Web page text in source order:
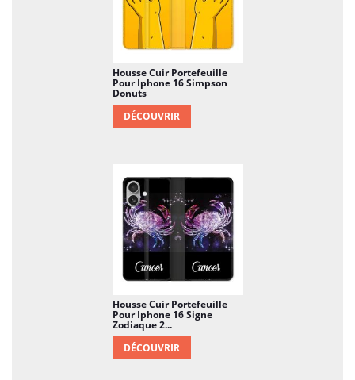
Housse Cuir Portefeuille
Pour Iphone 16 Simpson
Donuts
DÉCOUVRIR
Housse Cuir Portefeuille
Pour Iphone 16 Signe
Zodiaque 2...
DÉCOUVRIR